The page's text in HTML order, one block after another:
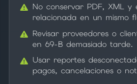
No conservar PDF, XML y
relacionada en un mismo
Revisar proveedores o
en 69-B demasiado tarde.
Usar reportes
pagos, cancelaciones o